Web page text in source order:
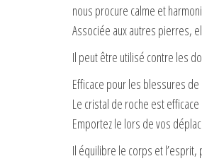
nous procure calme et
Associée aux autres pierres,
Il peut être utilisé contre les
Efficace pour les blessures
Le cristal de roche est
Emportez le lors de vos
Il équilibre le corps et